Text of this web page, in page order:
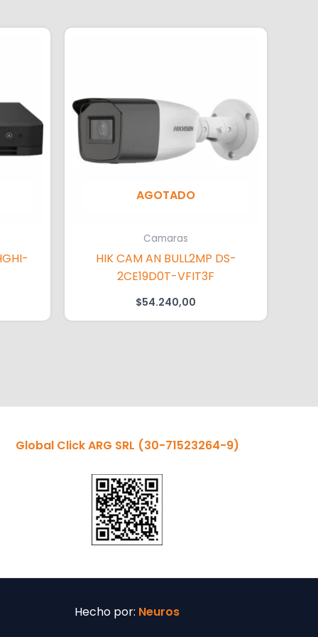
AGOTADO
Camaras
HIK CAM AN BULL2MP DS-
2CE19D0T-VFIT3F
$54.240,00
Global Click ARG SRL (30-71523264-9)
Hecho por: Neuros